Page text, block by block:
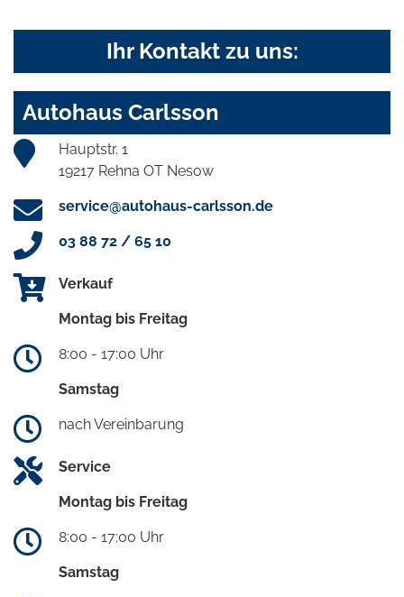
Ihr Kontakt zu uns:
Autohaus Carlsson
Hauptstr. 1
19217 Rehna OT Nesow
service@autohaus-carlsson.de
03 88 72 / 65 10
Verkauf
Montag bis Freitag
8:00 - 17:00 Uhr
Samstag
nach Vereinbarung
Service
Montag bis Freitag
8:00 - 17:00 Uhr
Samstag